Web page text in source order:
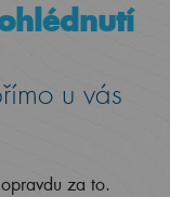
u vás
za to.